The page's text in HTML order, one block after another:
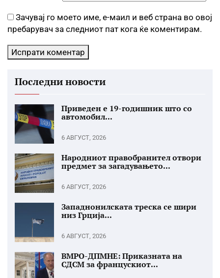
Зачувај го моето име, е-маил и веб страна во овој
пребарувач за следниот пат кога ќе коментирам.
Последни новости
Приведен е 19-годишник што со
автомобил...
6 АВГУСТ, 2026
Народниот правобранител отвори
предмет за загадувањето...
6 АВГУСТ, 2026
Западнонилската треска се шири
низ Грција...
6 АВГУСТ, 2026
ВМРО-ДПМНЕ: Приказната на
СДСМ за францускиот...